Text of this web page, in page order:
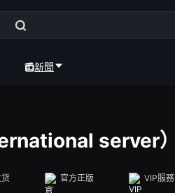
新聞
server）
官方正版 VIP服務